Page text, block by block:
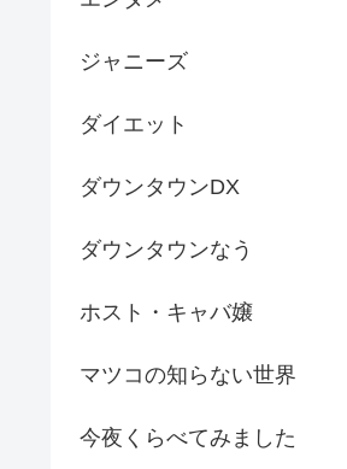
ジャニーズ
ダイエット
ダウンタウンDX
ダウンタウンなう
ホスト・キャバ嬢
マツコの知らない世界
今夜くらべてみました